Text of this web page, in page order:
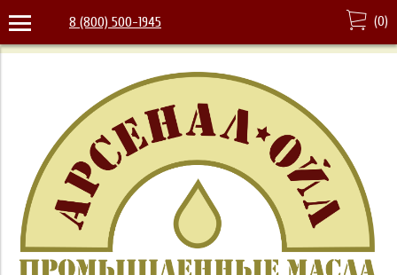
8 (800) 500-1945 (0)